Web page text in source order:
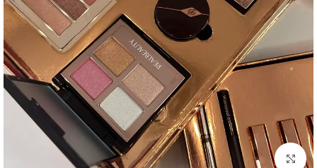
Click to enlarge